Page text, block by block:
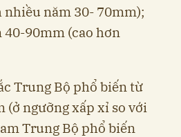
năm 30- 70mm);
90mm (cao hơn
Trung Bộ phổ biến từ
(ở ngưỡng xấp xỉ so với
Trung Bộ phổ biến